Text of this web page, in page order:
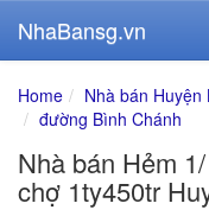
NhaBansg.vn
Home Nhà bán Huyện
đường Bình Chánh
Nhà bán Hẻm
chợ 1ty450tr